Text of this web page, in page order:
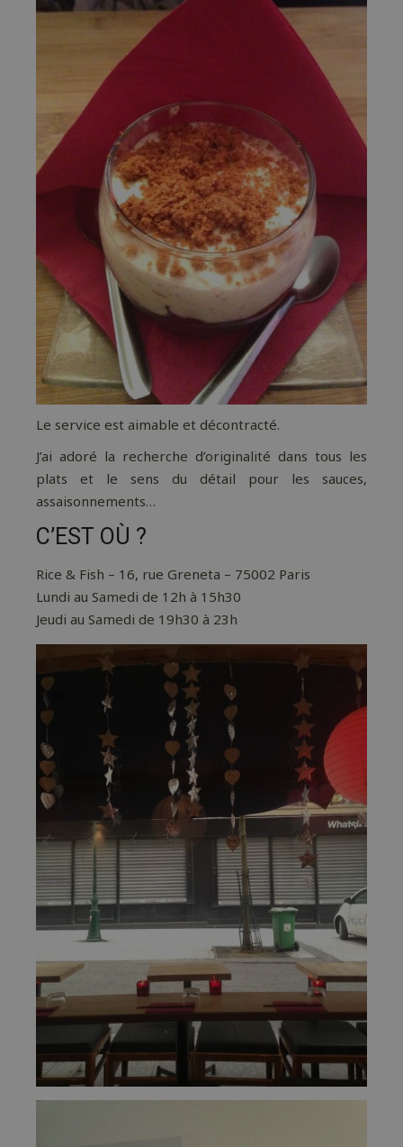
Le service est aimable et décontracté.
J’ai adoré la recherche d’originalité dans tous les
plats et le sens du détail pour les sauces,
assaisonnements…
C’EST OÙ ?
Rice & Fish – 16, rue Greneta – 75002 Paris
Lundi au Samedi de 12h à 15h30
Jeudi au Samedi de 19h30 à 23h